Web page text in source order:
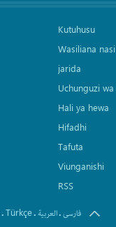
Kutuhusu
Wasiliana nasi
jarida
Uchunguzi
Hali ya hewa
Hifadhi
Tafuta
Viunganishi
RSS
.Türkçe. العربیة.فارسی